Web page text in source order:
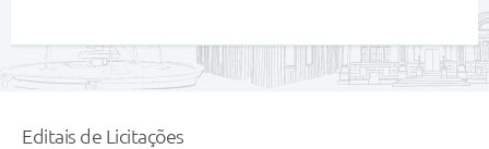
Editais de Licitações